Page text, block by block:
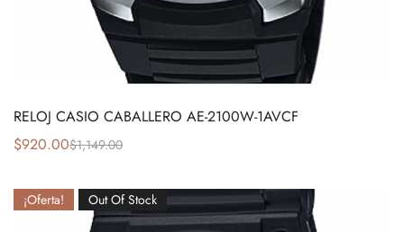
RELOJ CASIO CABALLERO AE-2100W-1AVCF
$1,149.00
$920.00
¡Oferta! Out Of Stock